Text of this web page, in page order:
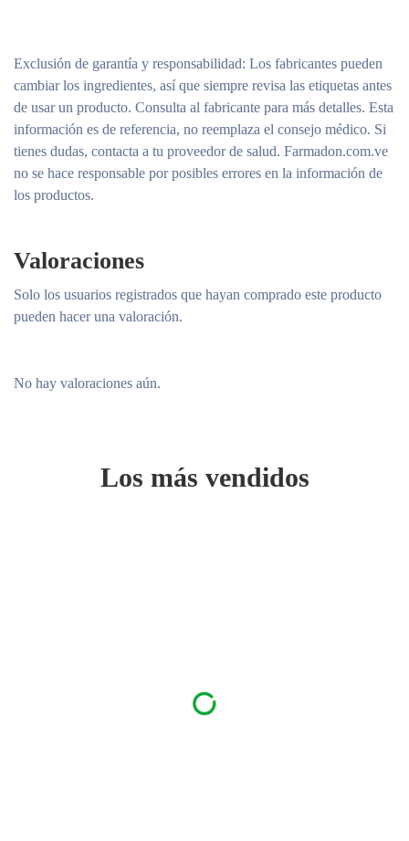
Exclusión de garantía y responsabilidad: Los fabricantes pueden
cambiar los ingredientes, así que siempre revisa las etiquetas antes
de usar un producto. Consulta al fabricante para más detalles. Esta
información es de referencia, no reemplaza el consejo médico. Si
tienes dudas, contacta a tu proveedor de salud. Farmadon.com.ve
no se hace responsable por posibles errores en la información de
los productos.
Valoraciones
No hay valoraciones aún.
Solo los usuarios registrados que hayan comprado este producto
pueden hacer una valoración.
Los más vendidos